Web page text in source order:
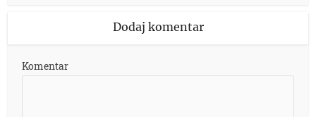
Dodaj komentar
Komentar